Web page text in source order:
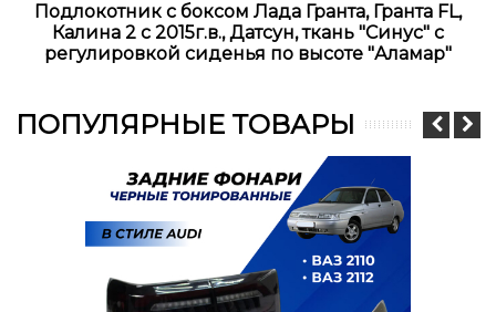
Подлокотник с боксом Лада Гранта, Гранта FL,
Калина 2 с 2015г.в., Датсун, ткань "Синус" с
регулировкой сиденья по высоте "Аламар"
ПОПУЛЯРНЫЕ ТОВАРЫ